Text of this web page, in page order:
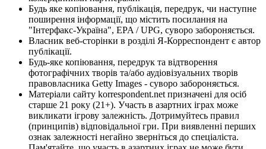
Будь яке копіювання, публікація, передрук, чи наступне
поширення інформації, що містить посилання на
"Інтерфакс-Україна", EPA / UPG, суворо забороняється.
Власник веб-сторінки в розділі Я-Корреспондент є автор
публікації.
Будь-яке копіювання, передрук та відтворення
фотографічних творів та/або аудіовізуальних творів
правовласника Getty Images - суворо забороняється.
Матеріали сайту korrespondent.net призначені для осіб
старше 21 року (21+). Участь в азартних іграх може
викликати ігрову залежність. Дотримуйтесь правил
(принципів) відповідальної гри. При виявленні перших
ознак залежності негайно зверніться до спеціаліста.